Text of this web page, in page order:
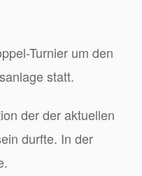
Turnier um den
statt.
der der aktuellen
durfte. In der